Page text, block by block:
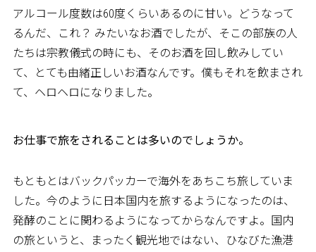
アルコール度数は60度くらいあるのに甘い。どうなって
るんだ、これ？ みたいなお酒でしたが、そこの部族の人
たちは宗教儀式の時にも、そのお酒を回し飲みしてい
て、とても由緒正しいお酒なんです。僕もそれを飲まされ
て、ヘロヘロになりました。
――お仕事で旅をされることは多いのでしょうか。
もともとはバックパッカーで海外をあちこち旅していま
した。今のように日本国内を旅するようになったのは、
発酵のことに関わるようになってからなんですよ。国内
の旅というと、まったく観光地ではない、ひなびた漁港